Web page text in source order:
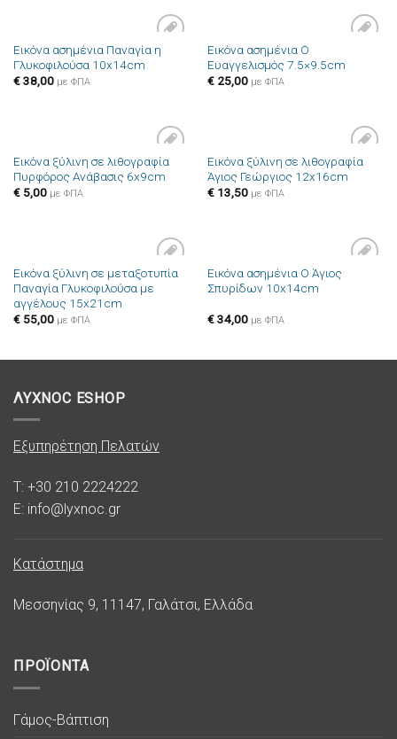
Πρόσθήκη
στην λίστα
Εικόνα ασημένια Παναγία η
Γλυκοφιλούσα 10x14cm
€38,00 με ΦΠΑ
στην λίστα
Εικόνα ασημένια Ο
Ευαγγελισμός 7.5×9.5cm
€25,00 με ΦΠΑ
Πρόσθήκη
στην λίστα
Εικόνα ξύλινη σε λιθογραφία
Πυρφόρος Ανάβασις 6x9cm
€5,00 με ΦΠΑ
Πρόσθήκη
στην λίστα
Εικόνα ξύλινη σε λιθογραφία
Άγιος Γεώργιος 12x16cm
€13,50 με ΦΠΑ
Πρόσθήκη
στην λίστα
Εικόνα ξύλινη σε μεταξοτυπία
Παναγία Γλυκοφιλούσα με
αγγέλους 15x21cm
€55,00 με ΦΠΑ
Πρόσθήκη
Εικόνα ασημένια Ο Άγιος
Σπυρίδων 10x14cm
€34,00 με ΦΠΑ
ΛΥΧΝΟC ESHOP
Εξυπηρέτηση Πελατών
T: +30 210 2224222
E: info@lyxnoc.gr
Κατάστημα
Μεσσηνίας 9, 11147, Γαλάτσι, Ελλάδα
ΠΡΟΪΟΝΤΑ
Γάμος-Βάπτιση